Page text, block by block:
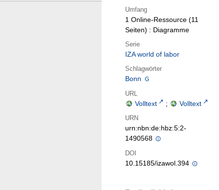
Umfang
1 Online-Ressource (11
Seiten) : Diagramme
Serie
IZA world of labor
Schlagwörter
Bonn
URL
Volltext ; Volltext
URN
urn:nbn:de:hbz:5:2-
1490568
DOI
10.15185/izawol.394